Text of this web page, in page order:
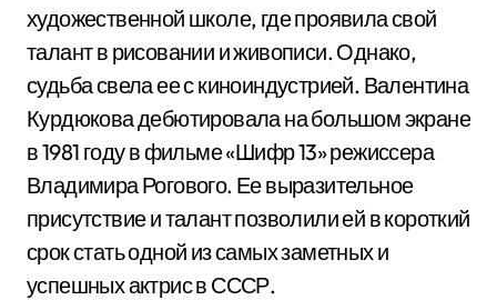
художественной школе, где проявила свой
талант в рисовании и живописи. Однако,
судьба свела ее с киноиндустрией. Валентина
Курдюкова дебютировала на большом экране
в 1981 году в фильме «Шифр 13» режиссера
Владимира Рогового. Ее выразительное
присутствие и талант позволили ей в короткий
срок стать одной из самых заметных и
успешных актрис в СССР.